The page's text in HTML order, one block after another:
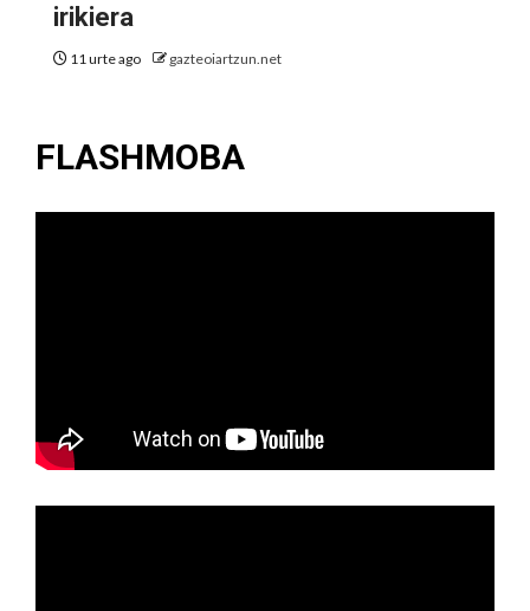
irikiera
11 urte ago gazteoiartzun.net
FLASHMOBA